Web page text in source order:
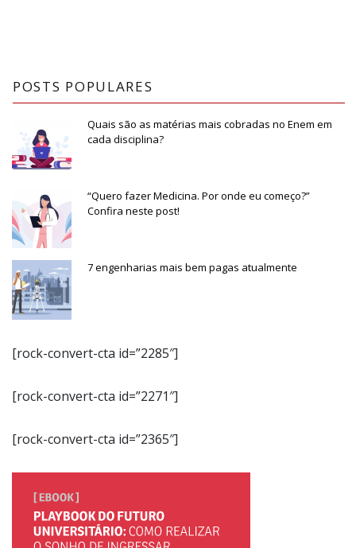
POSTS POPULARES
Quais são as matérias mais cobradas no Enem em
cada disciplina?
“Quero fazer Medicina. Por onde eu começo?”
Confira neste post!
7 engenharias mais bem pagas atualmente
[rock-convert-cta id=”2285″]
[rock-convert-cta id=”2271″]
[rock-convert-cta id=”2365″]